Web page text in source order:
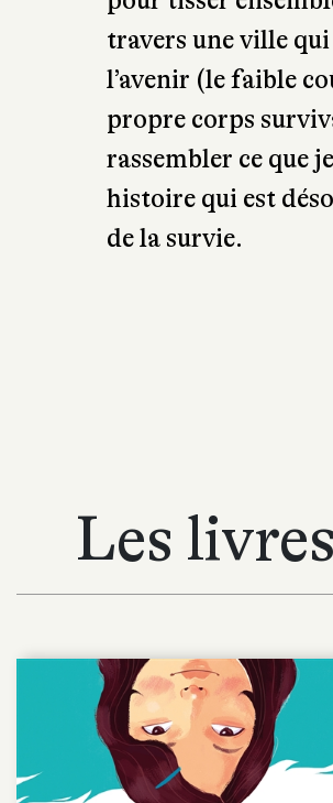
travers une ville
l’avenir (le faible
propre corps
rassembler ce que
histoire qui est
de la survie.
Les